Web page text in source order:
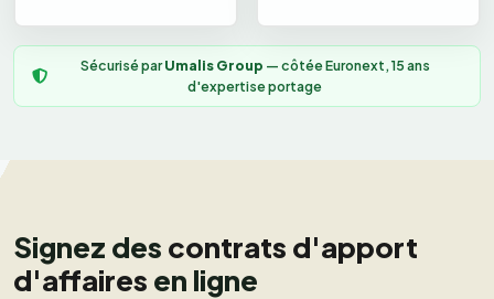
Sécurisé parUmalis Group — côtée Euronext, 15 ans
d'expertise portage
Signez des contrats d'apport
d'affaires en ligne